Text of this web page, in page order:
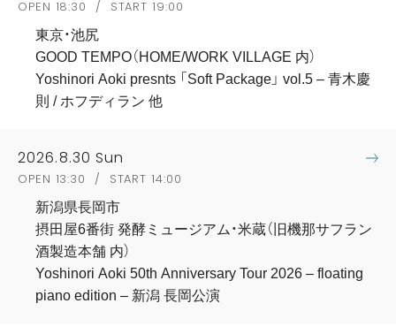
OPEN 18:30 / START 19:00
東京・池尻
GOOD TEMPO（HOME/WORK VILLAGE 内）
Yoshinori Aoki presnts 「Soft Package」 vol.5 – 青木慶
則 / ホフディラン 他
2026.8.30 Sun
OPEN 13:30 / START 14:00
新潟県長岡市
摂田屋6番街 発酵ミュージアム・米蔵（旧機那サフラン
酒製造本舗 内）
Yoshinori Aoki 50th Anniversary Tour 2026 – floating
piano edition – 新潟 長岡公演